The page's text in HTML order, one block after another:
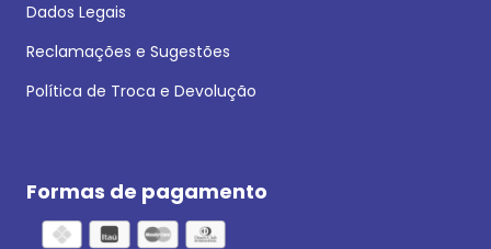
Dados Legais
Reclamações e Sugestões
Política de Troca e Devolução
Formas de pagamento